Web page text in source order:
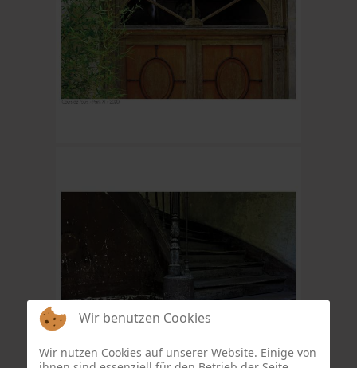
Wir benutzen Cookies
Wir nutzen Cookies auf unserer Website. Einige von